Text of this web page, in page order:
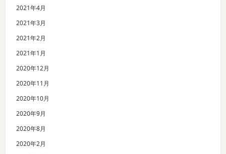
2021年4月
2021年3月
2021年2月
2021年1月
2020年12月
2020年11月
2020年10月
2020年9月
2020年8月
2020年2月